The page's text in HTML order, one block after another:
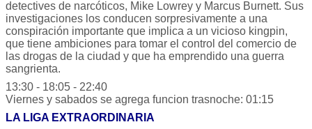
detectives de narcóticos, Mike Lowrey y Marcus Burnett. Sus
investigaciones los conducen sorpresivamente a una
conspiración importante que implica a un vicioso kingpin,
que tiene ambiciones para tomar el control del comercio de
las drogas de la ciudad y que ha emprendido una guerra
sangrienta.
13:30 - 18:05 - 22:40
Viernes y sabados se agrega funcion trasnoche: 01:15
LA LIGA EXTRAORDINARIA